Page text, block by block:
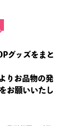
化中!!
グッズをまと
りお品物の発
お願いいたし